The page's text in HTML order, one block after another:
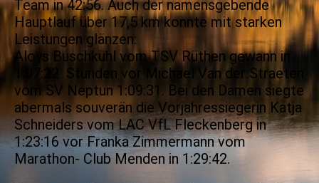
Team in 42:56. Auch der namensgebende
Hauptlauf über 17,5 km konnte mit starken
Leistungen glänzen:
Aloys Buschkühl vom TSV Rüthen gewann in
1:07:22 Stunden vor Michael Van der Straeten
vom SV Neptun 1:09:31. Bei den Damen siegte
abermals souverän die Vorjahressiegerin Katja
Schneiders vom LAC VfL Fleckenberg in
1:23:16 vor Franka Zimmermann vom
Marathon- Club Menden in 1:29:42.